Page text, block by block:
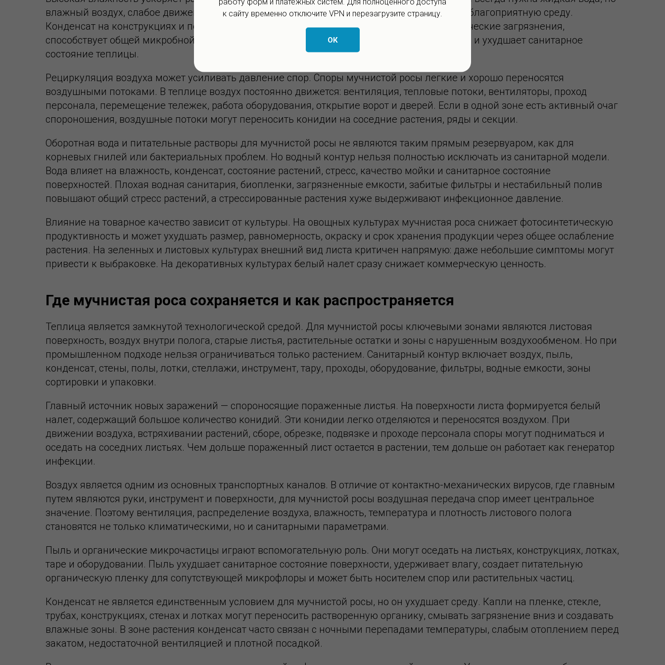
влажный воздух, слабое движение воздуха и ночные перепады температуры формируют благоприятную среду.
Конденсат на конструкциях и поверхностях также имеет значение: он удерживает органические загрязнения,
способствует общей микробной нестабильности, переносит загрязнения по конструкциям и ухудшает санитарное
состояние теплицы.
Рециркуляция воздуха может усиливать давление спор. Споры мучнистой росы легкие и хорошо переносятся
воздушными потоками. В теплице воздух постоянно движется: вентиляция, тепловые потоки, вентиляторы, проход
персонала, перемещение тележек, работа оборудования, открытие ворот и дверей. Если в одной зоне есть активный очаг
спороношения, воздушные потоки могут переносить конидии на соседние растения, ряды и секции.
Оборотная вода и питательные растворы для мучнистой росы не являются таким прямым резервуаром, как для
корневых гнилей или бактериальных проблем. Но водный контур нельзя полностью исключать из санитарной модели.
Вода влияет на влажность, конденсат, состояние растений, стресс, качество мойки и санитарное состояние
поверхностей. Плохая водная санитария, биопленки, загрязненные емкости, забитые фильтры и нестабильный полив
повышают общий стресс растений, а стрессированные растения хуже выдерживают инфекционное давление.
Влияние на товарное качество зависит от культуры. На овощных культурах мучнистая роса снижает фотосинтетическую
продуктивность и может ухудшать размер, равномерность, окраску и срок хранения продукции через общее ослабление
растения. На зеленных и листовых культурах внешний вид листа критичен напрямую: даже небольшие симптомы могут
привести к выбраковке. На декоративных культурах белый налет сразу снижает коммерческую ценность.
Где мучнистая роса сохраняется и как распространяется
Теплица является замкнутой технологической средой. Для мучнистой росы ключевыми зонами являются листовая
поверхность, воздух внутри полога, старые листья, растительные остатки и зоны с нарушенным воздухообменом. Но при
промышленном подходе нельзя ограничиваться только растением. Санитарный контур включает воздух, пыль,
конденсат, стены, полы, лотки, стеллажи, инструмент, тару, проходы, оборудование, фильтры, водные емкости, зоны
сортировки и упаковки.
Главный источник новых заражений — спороносящие пораженные листья. На поверхности листа формируется белый
налет, содержащий большое количество конидий. Эти конидии легко отделяются и переносятся воздухом. При
движении воздуха, встряхивании растений, сборе, обрезке, подвязке и проходе персонала споры могут подниматься и
оседать на соседних листьях. Чем дольше пораженный лист остается в растении, тем дольше он работает как генератор
инфекции.
Воздух является одним из основных транспортных каналов. В отличие от контактно-механических вирусов, где главным
путем являются руки, инструмент и поверхности, для мучнистой росы воздушная передача спор имеет центральное
значение. Поэтому вентиляция, распределение воздуха, влажность, температура и плотность листового полога
становятся не только климатическими, но и санитарными параметрами.
Пыль и органические микрочастицы играют вспомогательную роль. Они могут оседать на листьях, конструкциях, лотках,
таре и оборудовании. Пыль ухудшает санитарное состояние поверхности, удерживает влагу, создает питательную
органическую пленку для сопутствующей микрофлоры и может быть носителем спор или растительных частиц.
Конденсат не является единственным условием для мучнистой росы, но он ухудшает среду. Капли на пленке, стекле,
трубах, конструкциях, стенах и лотках могут переносить растворенную органику, смывать загрязнение вниз и создавать
влажные зоны. В зоне растения конденсат часто связан с ночными перепадами температуры, слабым отоплением перед
закатом, недостаточной вентиляцией и плотной посадкой.
к сайту временно отключите VPN и перезагрузите страницу.
ОК